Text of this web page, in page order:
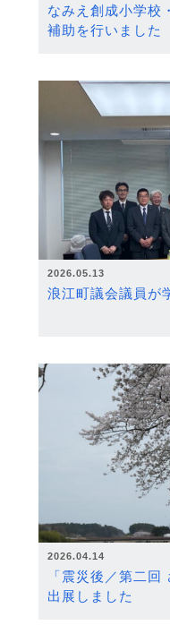
なみえ創成小学校
補助を行いました
2026.05.13
浪江町議会議員が
2026.04.14
「震災後／第二
出展しました